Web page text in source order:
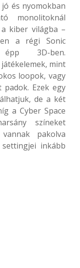
és nyomokban
monolitoknál
kiber világba –
a régi Sonic
3D-ben.
mint
loopok, vagy
Ezek egy
de a két
a Cyber Space
színeket
pakolva
inkább